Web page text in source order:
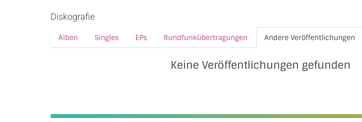
Diskografie
Alben Singles EPs Rundfunkübertragungen Andere Veröffentlichungen
Keine Veröffentlichungen gefunden